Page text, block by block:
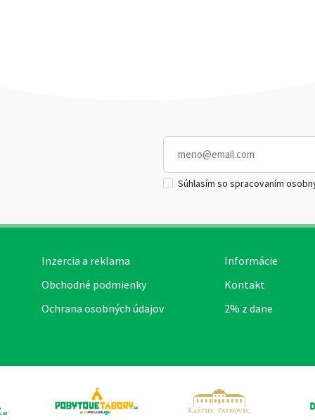
Súhlasím so spracovaním
Inzercia a reklama
Obchodné podmienky
Ochrana osobných údajov
Informácie
Kontakt
2% z dane